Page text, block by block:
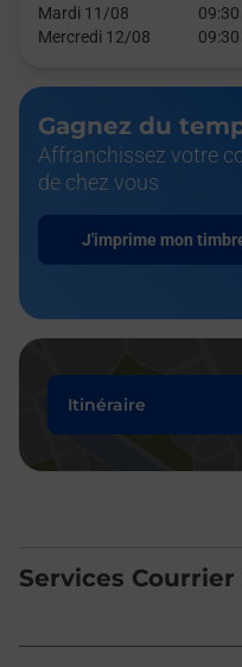
Mardi 11/08
09:30
Mercredi 12/08
09:30
Gagnez du
Affranchissez votre
de chez vous
J'imprime mon
Itinéraire
Services Courrier